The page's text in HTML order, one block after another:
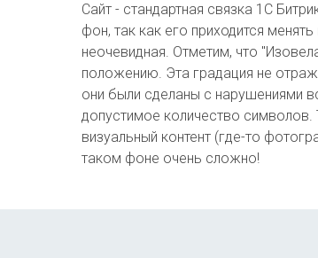
Сайт - стандартная связка 1С
фон, так как его приходится
неочевидная. Отметим, что
положению. Эта градация не
они были сделаны с нарушениями
допустимое количество символов.
визуальный контент (где-то
таком фоне очень сложно!